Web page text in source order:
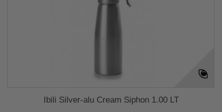
Ibili Silver-alu Cream Siphon 1.00 LT